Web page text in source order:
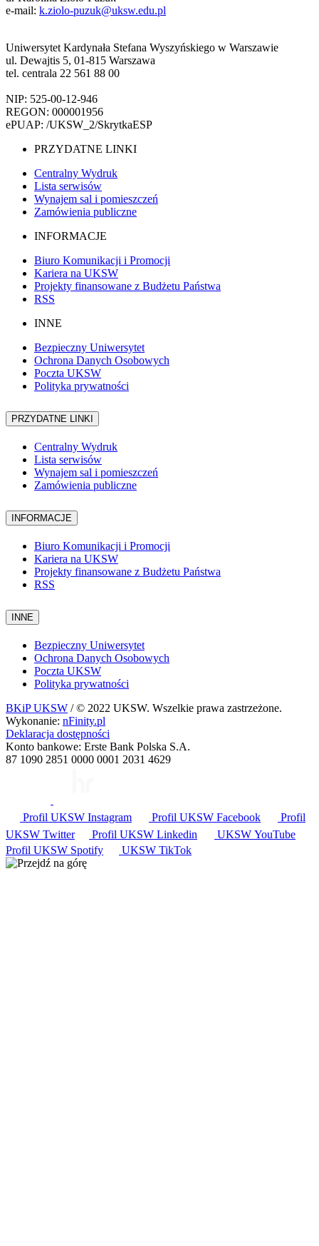
e-mail: k.ziolo-puzuk@uksw.edu.pl
Uniwersytet Kardynała Stefana Wyszyńskiego w Warszawie
ul. Dewajtis 5, 01-815 Warszawa
tel. centrala 22 561 88 00
NIP: 525-00-12-946
REGON: 000001956
ePUAP: /UKSW_2/SkrytkaESP
PRZYDATNE LINKI
Centralny Wydruk
Lista serwisów
Wynajem sal i pomieszczeń
Zamówienia publiczne
INFORMACJE
Biuro Komunikacji i Promocji
Kariera na UKSW
Projekty finansowane z Budżetu Państwa
RSS
INNE
Bezpieczny Uniwersytet
Ochrona Danych Osobowych
Poczta UKSW
Polityka prywatności
PRZYDATNE LINKI
Centralny Wydruk
Lista serwisów
Wynajem sal i pomieszczeń
Zamówienia publiczne
INFORMACJE
Biuro Komunikacji i Promocji
Kariera na UKSW
Projekty finansowane z Budżetu Państwa
RSS
INNE
Bezpieczny Uniwersytet
Ochrona Danych Osobowych
Poczta UKSW
Polityka prywatności
BKiP UKSW / © 2022 UKSW. Wszelkie prawa zastrzeżone.
Wykonanie: nFinity.pl
Deklaracja dostępności
Konto bankowe: Erste Bank Polska S.A.
87 1090 2851 0000 0001 2031 4629
Profil UKSW Instagram Profil UKSW Facebook
Profil
UKSW Twitter Profil UKSW Linkedin UKSW YouTube
Profil UKSW Spotify UKSW TikTok